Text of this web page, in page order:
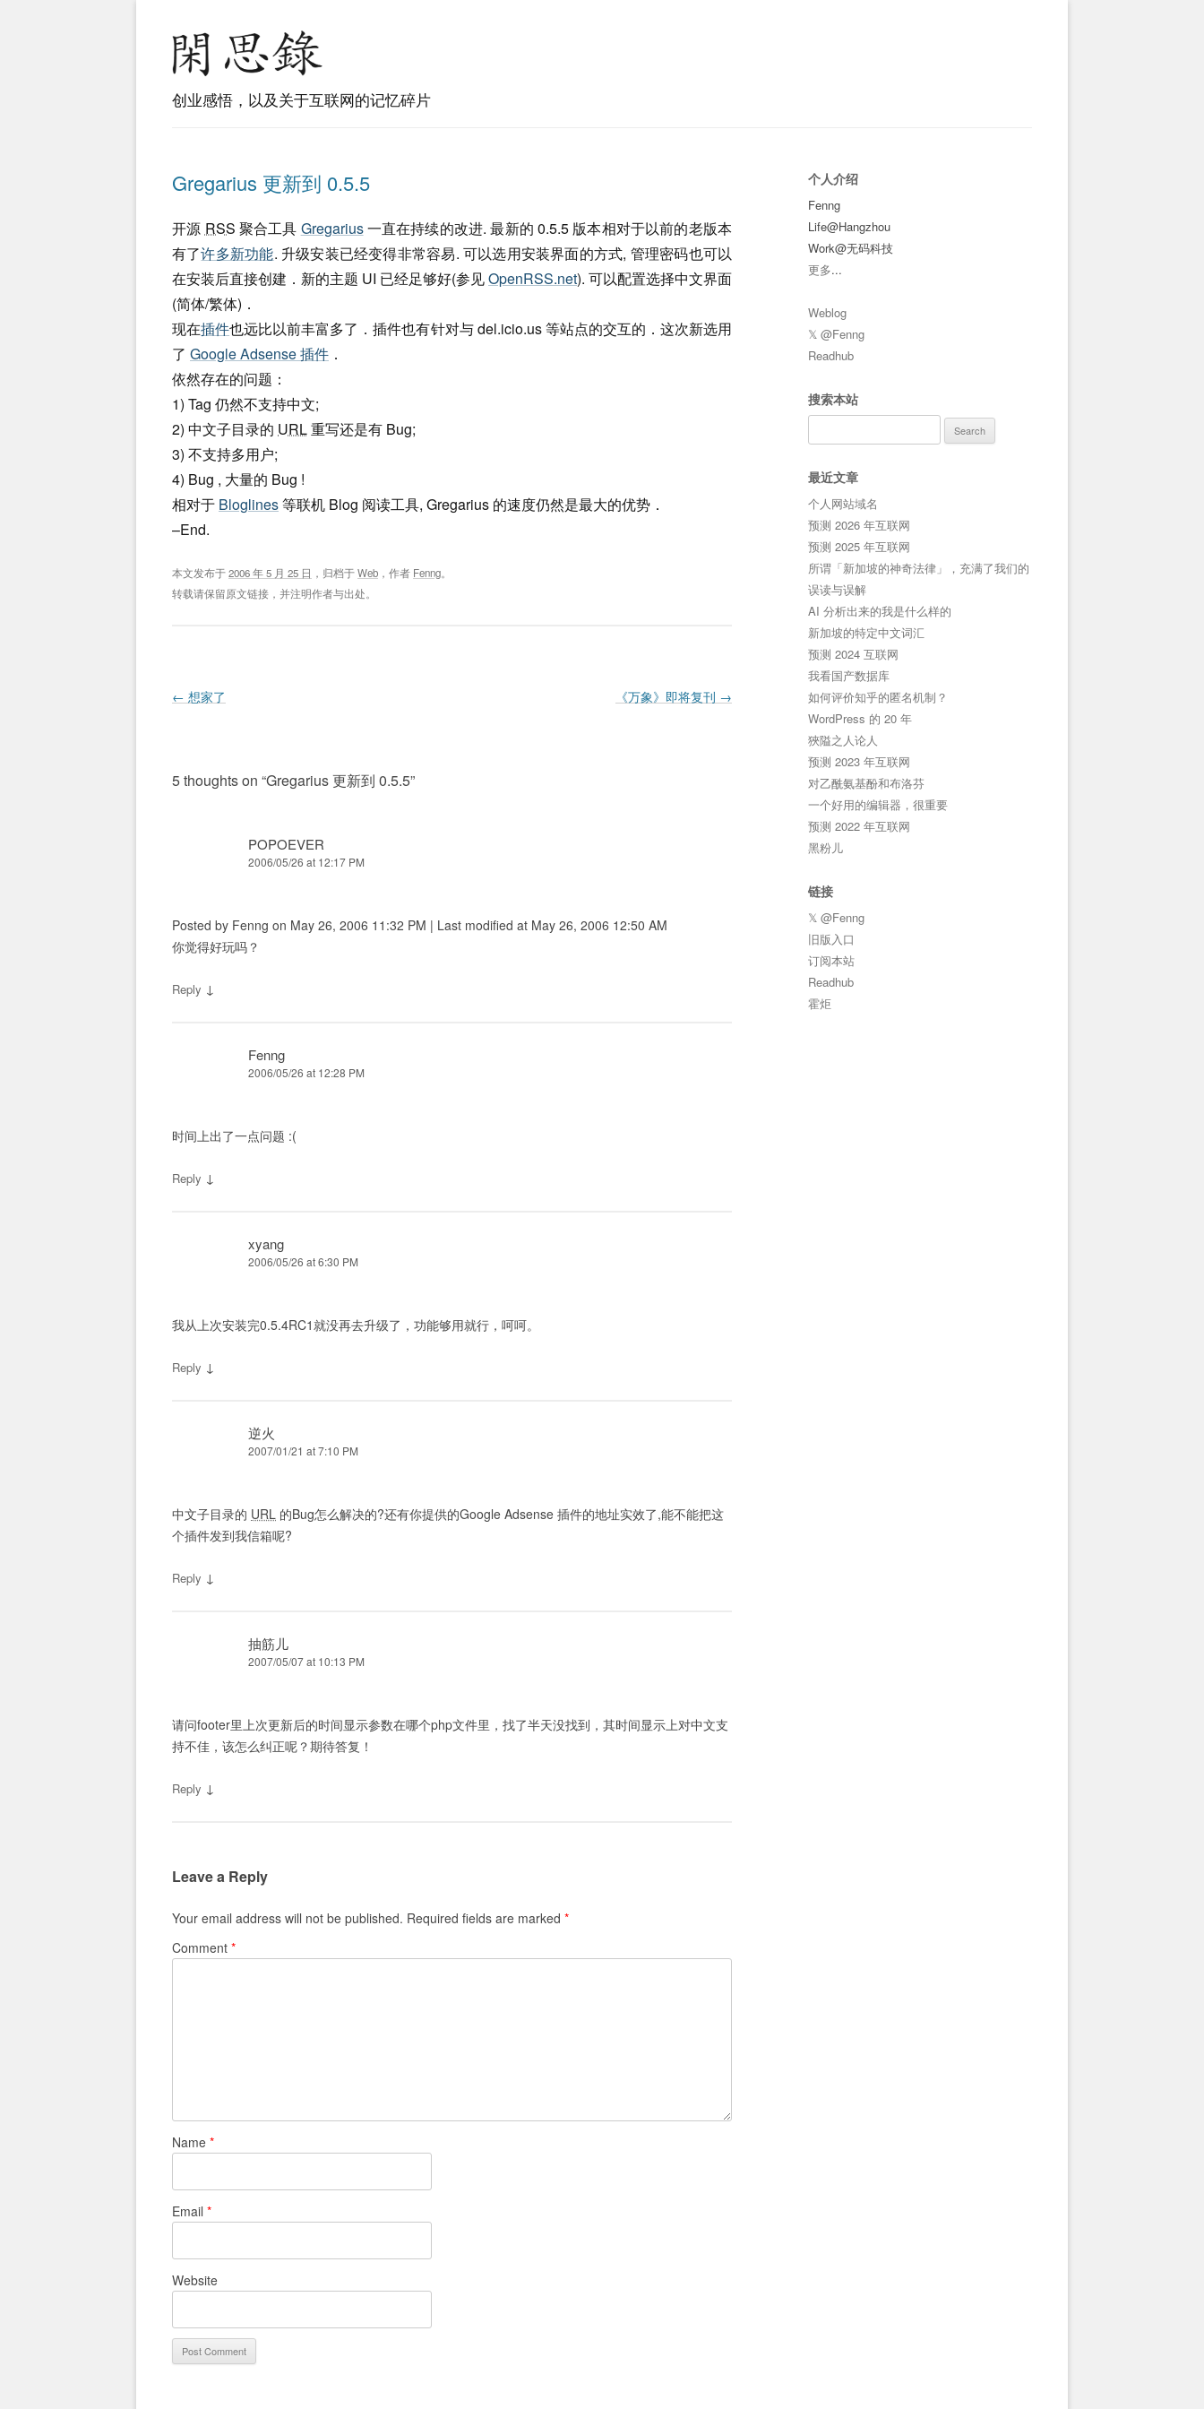
创业感悟，以及关于互联网的记忆碎片
Gregarius 更新到 0.5.5
开源 RSS 聚合工具 Gregarius一直在持续的改进. 最新的 0.5.5 版本相对于以前的老版本
有了许多新功能. 升级安装已经变得非常容易. 可以选用安装界面的方式, 管理密码也可以
在安装后直接创建．新的主题 UI 已经足够好(参见OpenRSS.net). 可以配置选择中文界面
(简体/繁体)．
现在插件也远比以前丰富多了．插件也有针对与 del.icio.us 等站点的交互的．这次新选用
了 Google Adsense 插件 ．
依然存在的问题：
1) Tag 仍然不支持中文;
2) 中文子目录的 URL重写还是有 Bug;
3) 不支持多用户;
4) Bug , 大量的 Bug !
相对于 Bloglines等联机 Blog 阅读工具, Gregarius 的速度仍然是最大的优势．
–End.
本文发布于2006 年 5 月 25 日 ，归档于Web ，作者 Fenng。
转载请保留原文链接，并注明作者与出处。
Post navigation
← 想家了 《万象》即将复刊 →
5 thoughts on “Gregarius 更新到 0.5.5”
POPOEVER
2006/05/26 at 12:17 PM
Posted by Fenng on May 26, 2006 11:32 PM | Last modified at May 26, 2006 12:50 AM
你觉得好玩吗？
Reply ↓
Fenng
2006/05/26 at 12:28 PM
时间上出了一点问题 :(
Reply ↓
xyang
2006/05/26 at 6:30 PM
我从上次安装完0.5.4RC1就没再去升级了，功能够用就行，呵呵。
Reply ↓
逆火
2007/01/21 at 7:10 PM
中文子目录的 URL 的Bug怎么解决的?还有你提供的Google Adsense 插件的地址实效了,能不能把这
个插件发到我信箱呢?
Reply ↓
抽筋儿
2007/05/07 at 10:13 PM
请问footer里上次更新后的时间显示参数在哪个php文件里，找了半天没找到，其时间显示上对中文支
持不佳，该怎么纠正呢？期待答复！
Reply ↓
Leave a Reply
Your email address will not be published. Required fields are marked *
Comment *
Name *
Email *
Website
个人介绍
Fenng
Life@Hangzhou
Work@无码科技
更多...
Weblog
𝕏 @Fenng
Readhub
搜索本站
for:
最近文章
个人网站域名
预测 2026 年互联网
预测 2025 年互联网
所谓「新加坡的神奇法律」，充满了我们的
误读与误解
AI 分析出来的我是什么样的
新加坡的特定中文词汇
预测 2024 互联网
我看国产数据库
如何评价知乎的匿名机制？
WordPress 的 20 年
狹隘之人论人
预测 2023 年互联网
对乙酰氨基酚和布洛芬
一个好用的编辑器，很重要
预测 2022 年互联网
黑粉儿
链接
𝕏 @Fenng
旧版入口
订阅本站
Readhub
霍炬